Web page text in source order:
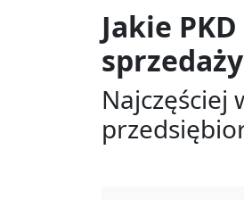
Jakie
Najczęściej